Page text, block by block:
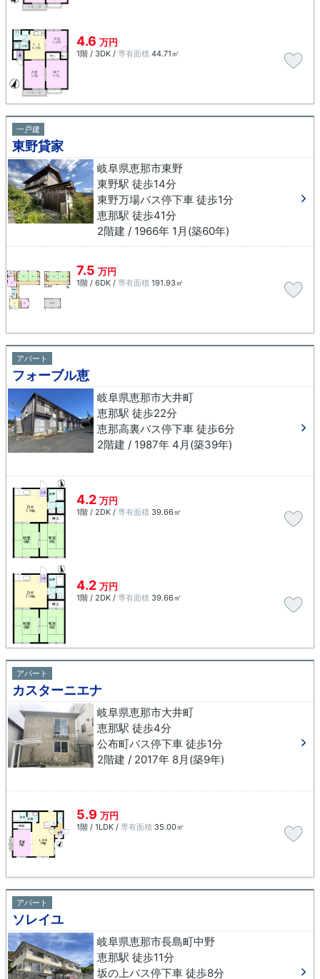
4.6 万円
1階 / 3DK / 専有面積 44.71㎡
一戸建
東野貸家
岐阜県恵那市東野
東野駅 徒歩14分
東野万場バス停下車 徒歩1分
恵那駅 徒歩41分
2階建 / 1966年 1月(築60年)
7.5 万円
1階 / 6DK / 専有面積 191.93㎡
アパート
フォーブル恵
岐阜県恵那市大井町
恵那駅 徒歩22分
恵那高裏バス停下車 徒歩6分
2階建 / 1987年 4月(築39年)
4.2 万円
1階 / 2DK / 専有面積 39.66㎡
4.2 万円
1階 / 2DK / 専有面積 39.66㎡
アパート
カスターニエナ
岐阜県恵那市大井町
恵那駅 徒歩4分
公布町バス停下車 徒歩1分
2階建 / 2017年 8月(築9年)
5.9 万円
1階 / 1LDK / 専有面積 35.00㎡
アパート
ソレイユ
岐阜県恵那市長島町中野
恵那駅 徒歩11分
坂の上バス停下車 徒歩8分